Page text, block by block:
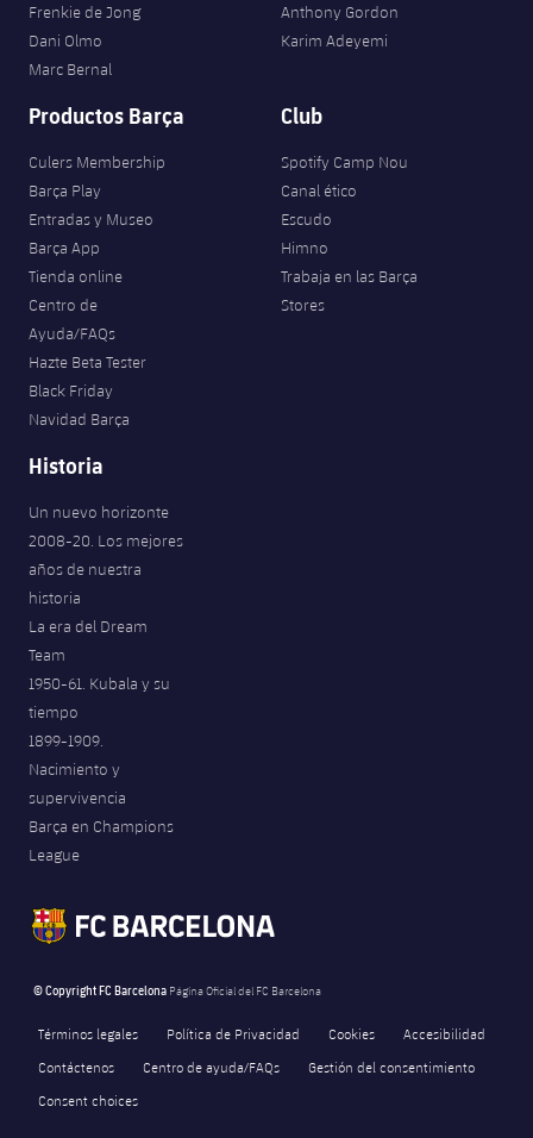
Frenkie de Jong
Dani Olmo
Marc Bernal
Anthony Gordon
Karim Adeyemi
Productos Barça
Culers Membership
Barça Play
Entradas y Museo
Barça App
Tienda online
Centro de
Ayuda/FAQs
Hazte Beta Tester
Black Friday
Navidad Barça
Club
Spotify Camp Nou
Canal ético
Escudo
Himno
Trabaja en las Barça
Stores
Historia
Un nuevo horizonte
2008-20. Los mejores
años de nuestra
historia
La era del Dream
Team
1950-61. Kubala y su
tiempo
1899-1909.
Nacimiento y
supervivencia
Barça en Champions
League
© Copyright FC Barcelona Página Oficial del FC Barcelona
Términos legales Política de Privacidad Cookies
Accesibilidad
Contáctenos
Centro de ayuda/FAQs
Gestión del consentimiento
Consent choices